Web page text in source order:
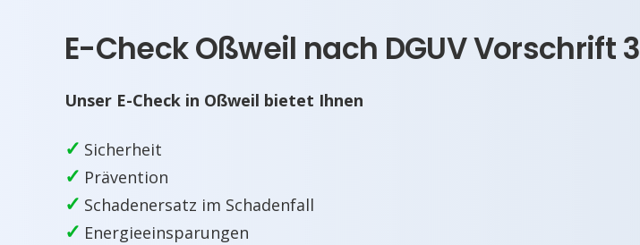
E-Check Oßweil nach DGUV Vorschrift 3
Unser E-Check in Oßweil bietet Ihnen
✓ Sicherheit
✓ Prävention
✓ Schadenersatz im Schadenfall
✓ Energieeinsparungen